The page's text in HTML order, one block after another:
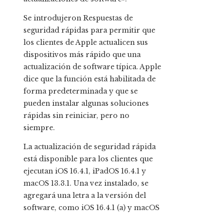
Se introdujeron Respuestas de
seguridad rápidas para permitir que
los clientes de Apple actualicen sus
dispositivos más rápido que una
actualización de software típica. Apple
dice que la función está habilitada de
forma predeterminada y que se
pueden instalar algunas soluciones
rápidas sin reiniciar, pero no
siempre.
La actualización de seguridad rápida
está disponible para los clientes que
ejecutan iOS 16.4.1, iPadOS 16.4.1 y
macOS 13.3.1. Una vez instalado, se
agregará una letra a la versión del
software, como iOS 16.4.1 (a) y macOS